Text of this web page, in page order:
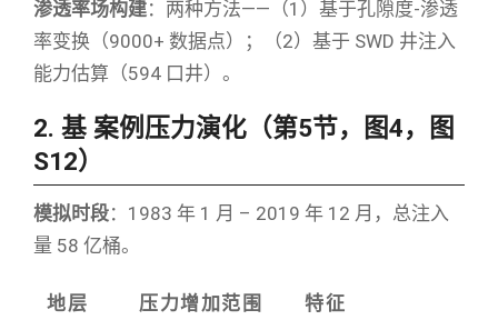
渗透率场构建：两种方法——（1）基于孔隙度-渗透
率变换（9000+ 数据点）；（2）基于 SWD 井注入
能力估算（594 口井）。
2. 基 案例压力演化（第5节，图4，图
S12）
模拟时段：1983 年 1 月 – 2019 年 12 月，总注入
量 58 亿桶。
地层 压力增加范围 特征